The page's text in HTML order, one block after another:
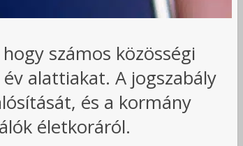
számos közösségi
alattiakat. A jogszabály
és a kormány
életkoráról.